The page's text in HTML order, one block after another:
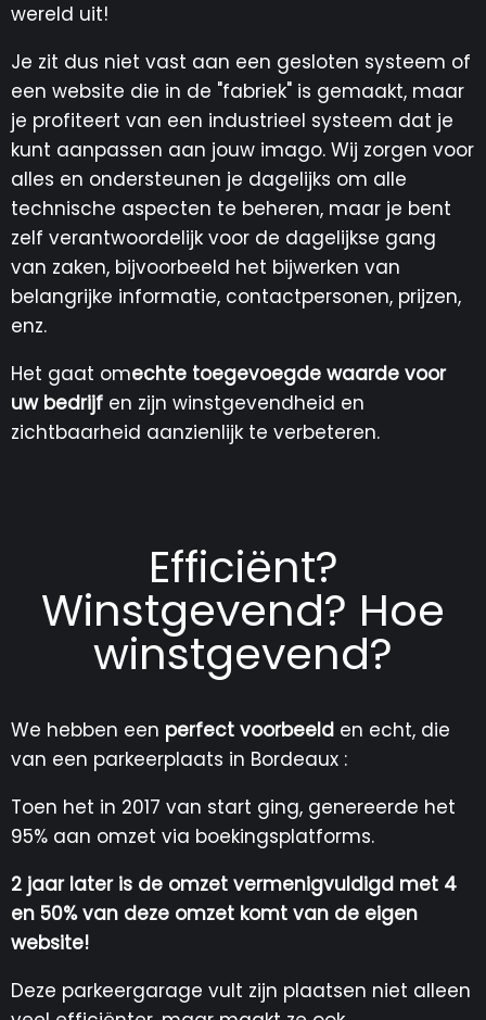
wereld uit!
Je zit dus niet vast aan een gesloten systeem of
een website die in de "fabriek" is gemaakt, maar
je profiteert van een industrieel systeem dat je
kunt aanpassen aan jouw imago. Wij zorgen voor
alles en ondersteunen je dagelijks om alle
technische aspecten te beheren, maar je bent
zelf verantwoordelijk voor de dagelijkse gang
van zaken, bijvoorbeeld het bijwerken van
belangrijke informatie, contactpersonen, prijzen,
enz.
Het gaat omechte toegevoegde waarde voor
uw bedrijf en zijn winstgevendheid en
zichtbaarheid aanzienlijk te verbeteren.
Efficiënt?
Winstgevend? Hoe
winstgevend?
We hebben een perfect voorbeeld en echt, die
van een parkeerplaats in Bordeaux :
Toen het in 2017 van start ging, genereerde het
95% aan omzet via boekingsplatforms.
2 jaar later is de omzet vermenigvuldigd met 4
en 50% van deze omzet komt van de eigen
website!
Deze parkeergarage vult zijn plaatsen niet alleen